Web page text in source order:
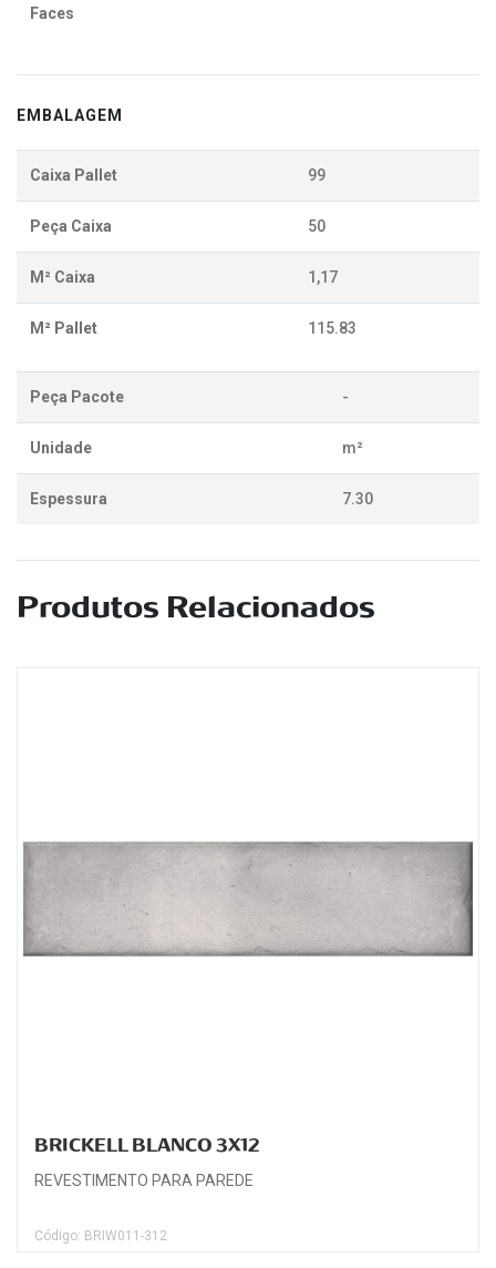
Faces
EMBALAGEM
Caixa Pallet 99
Peça Caixa 50
M² Caixa 1,17
M² Pallet 115.83
Peça Pacote -
Unidade m²
Espessura 7.30
Produtos Relacionados
BRICKELL BLANCO 3X12
REVESTIMENTO PARA PAREDE
Código: BRIW011-312